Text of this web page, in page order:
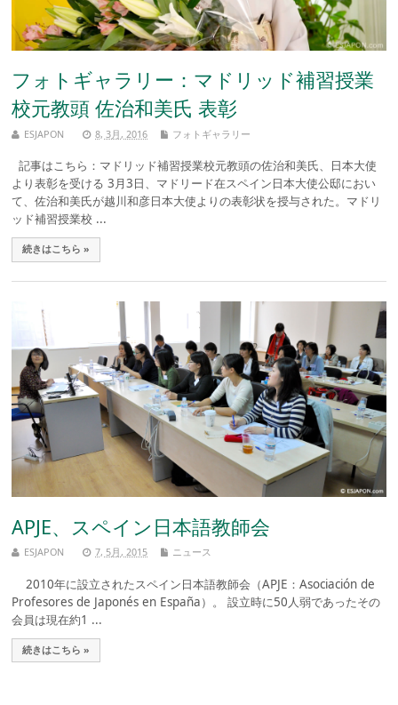
フォトギャラリー：マドリッド補習授業
校元教頭 佐治和美氏 表彰
ESJAPON 8, 3月, 2016 フォトギャラリー
記事はこちら：マドリッド補習授業校元教頭の佐治和美氏、日本大使
より表彰を受ける 3月3日、マドリード在スペイン日本大使公邸におい
て、佐治和美氏が越川和彦日本大使よりの表彰状を授与された。マドリ
ッド補習授業校 ...
続きはこちら »
APJE、スペイン日本語教師会
ESJAPON 7, 5月, 2015 ニュース
2010年に設立されたスペイン日本語教師会（APJE：Asociación de
Profesores de Japonés en España）。 設立時に50人弱であったその
会員は現在約1 ...
続きはこちら »